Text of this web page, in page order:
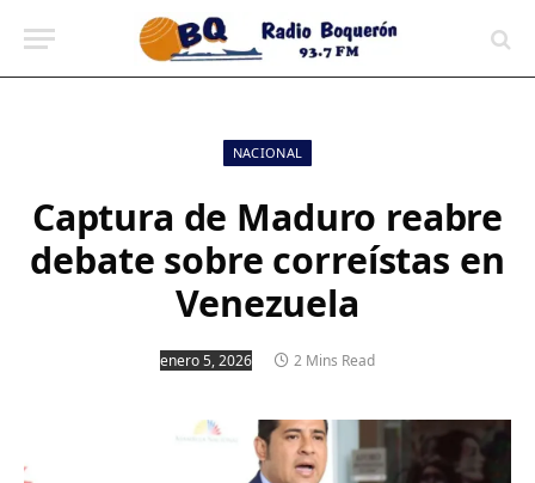
NACIONAL
Captura de Maduro reabre
debate sobre correístas en
Venezuela
enero 5, 2026 2 Mins Read